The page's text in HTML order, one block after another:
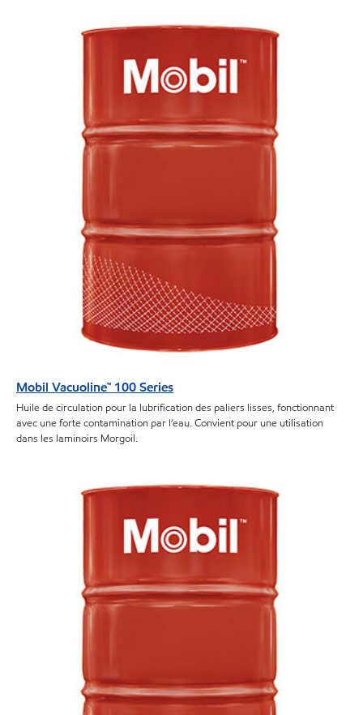
Mobil Vacuoline™ 100 Series
Huile de circulation pour la lubrification des paliers lisses, fonctionnant
avec une forte contamination par l’eau. Convient pour une utilisation
dans les laminoirs Morgoil.